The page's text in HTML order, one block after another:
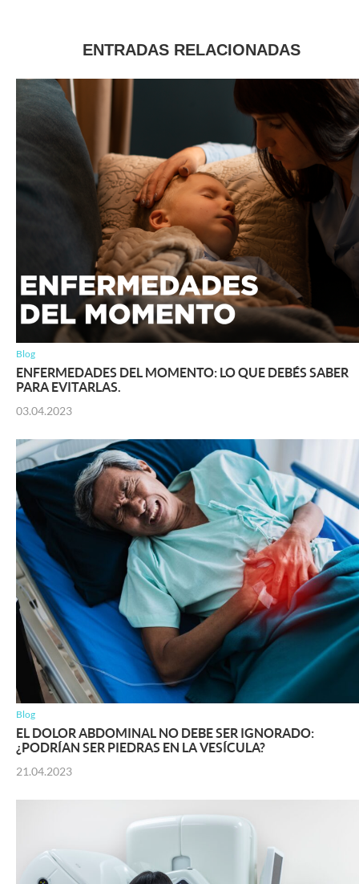
ENTRADAS RELACIONADAS
Blog
ENFERMEDADES DEL MOMENTO: LO QUE DEBÉS SABER
PARA EVITARLAS.
03.04.2023
Blog
EL DOLOR ABDOMINAL NO DEBE SER IGNORADO:
¿PODRÍAN SER PIEDRAS EN LA VESÍCULA?
21.04.2023